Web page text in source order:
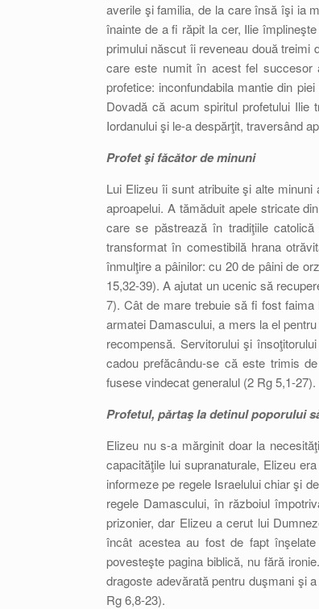
averile şi familia, de la care însă îşi ia
înainte de a fi răpit la cer, Ilie
primului născut îi reveneau două treimi
care este numit în acest fel
profetice: inconfundabila mantie din
Dovadă că acum spiritul profetului
Iordanului şi le-a despărţit, traversând
Profet şi făcător de minuni
Lui Elizeu îi sunt atribuite şi alte
aproapelui. A tămăduit apele stricate
care se păstrează în tradiţiile
transformat în comestibilă hrana
înmulţire a pâinilor: cu 20 de pâini de
15,32-39). A ajutat un ucenic să
7). Cât de mare trebuie să fi fost
armatei Damascului, a mers la el
recompensă. Servitorului şi
cadou prefăcându-se că este trimis
fusese vindecat generalul (2 Rg 5,1-27).
Profetul, părtaş la detinul poporului
Elizeu nu s-a mărginit doar la
capacităţile lui supranaturale, Elizeu
informeze pe regele Israelului chiar şi
regele Damascului, în războiul
prizonier, dar Elizeu a cerut lui
încât acestea au fost de fapt
povesteşte pagina biblică, nu fără
dragoste adevărată pentru duşmani şi
Rg 6,8-23).